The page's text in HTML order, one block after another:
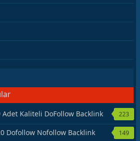
Adet Kaliteli DoFollow Backlink
223
Dofollow Nofollow Backlink
149